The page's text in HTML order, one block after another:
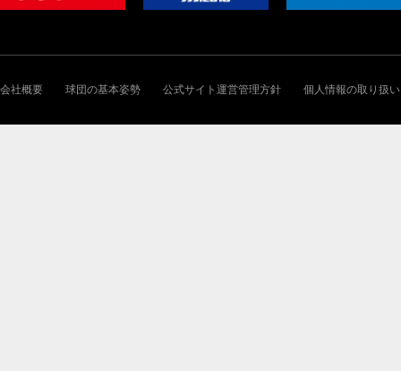
会社概要 球団の基本姿勢 公式サイト運営管理方針 個人情報の取り扱い